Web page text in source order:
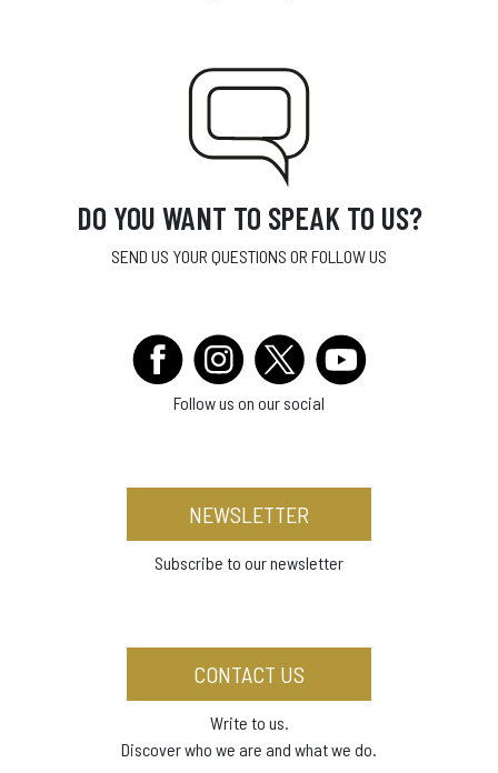
DO YOU WANT TO SPEAK TO US?
SEND US YOUR QUESTIONS OR FOLLOW US
Follow us on our social
NEWSLETTER
Subscribe to our newsletter
CONTACT US
Write to us.
Discover who we are and what we do.